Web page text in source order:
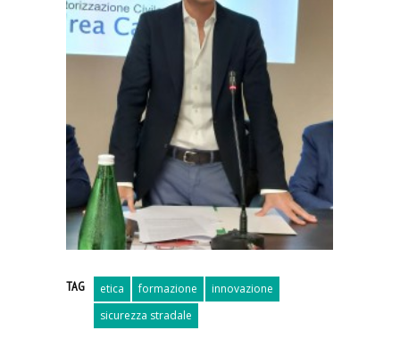
TAG etica formazione
innovazione
sicurezza stradale